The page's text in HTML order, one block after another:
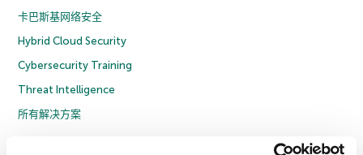
卡巴斯基网络安全
Hybrid Cloud Security
Cybersecurity Training
Threat Intelligence
所有解决方案